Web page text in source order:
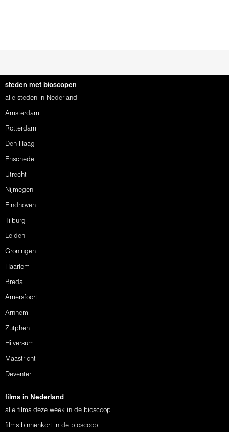
steden met bioscopen
alle steden in Nederland
Amsterdam
Rotterdam
Den Haag
Enschede
Utrecht
Nijmegen
Eindhoven
Tilburg
Leiden
Groningen
Haarlem
Breda
Amersfoort
Arnhem
Zutphen
Hilversum
Maastricht
Deventer
films in Nederland
alle films deze week in de bioscoop
films binnenkort in de bioscoop